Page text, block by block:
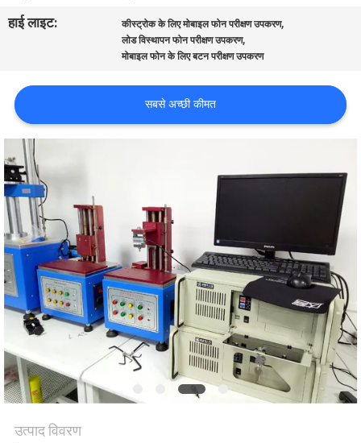
संपर्क
समाचार
एक
उद्धरण
की
विनती
करे
VR
SHOW
साइटमैप
हाई लाइट:
कीस्ट्रोक के लिए मोबाइल फोन परीक्षण उपकरण,
लोड विस्थापन फोन परीक्षण उपकरण,
मोबाइल फोन के लिए बटन परीक्षण उपकरण
सबसे अच्छी कीमत
उत्पाद विवरण